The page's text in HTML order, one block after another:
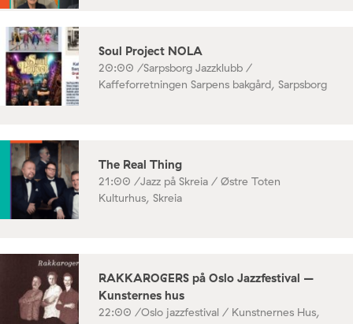
Soul Project NOLA
20:00 /Sarpsborg Jazzklubb /
Kaffeforretningen Sarpens bakgård, Sarpsborg
The Real Thing
21:00 /Jazz på Skreia / Østre Toten
Kulturhus, Skreia
RAKKAROGERS på Oslo Jazzfestival –
Kunsternes hus
22:00 /Oslo jazzfestival / Kunstnernes Hus,